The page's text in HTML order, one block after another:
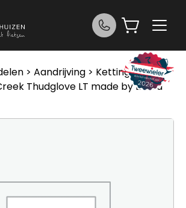
> Aandrijving > Kettingen>
Thudglove LT made by Lizard